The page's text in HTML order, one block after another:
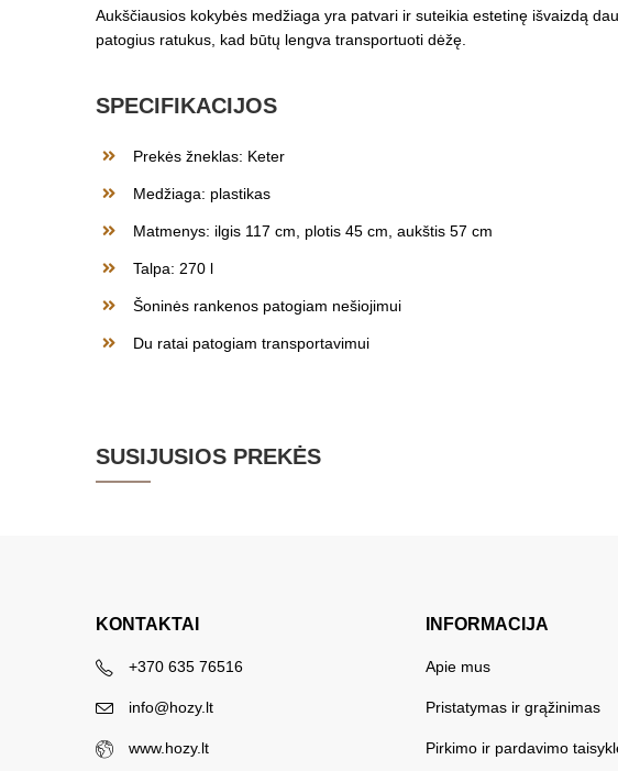
Aukščiausios kokybės medžiaga yra patvari ir suteikia estetinę išvaizdą
patogius ratukus, kad būtų lengva transportuoti dėžę.
SPECIFIKACIJOS
Prekės žneklas: Keter
Medžiaga: plastikas
Matmenys: ilgis 117 cm, plotis 45 cm, aukštis 57 cm
Talpa: 270 l
Šoninės rankenos patogiam nešiojimui
Du ratai patogiam transportavimui
SUSIJUSIOS PREKĖS
KONTAKTAI
+370 635 76516
info@hozy.lt
www.hozy.lt
INFORMACIJA
Apie mus
Pristatymas ir grąžinimas
Pirkimo ir pardavimo